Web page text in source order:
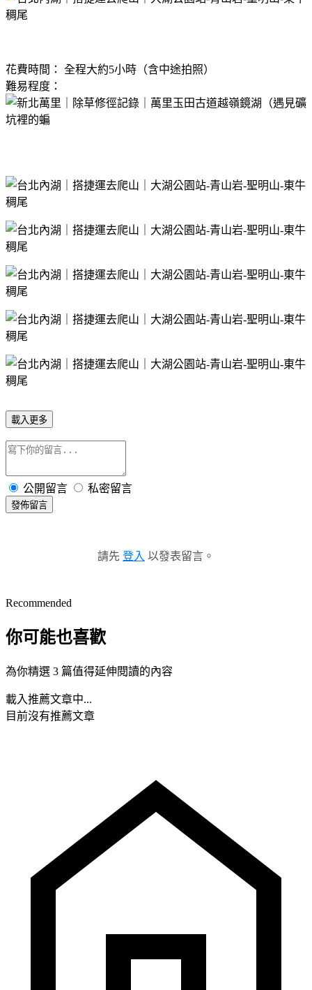
花費時間： 全程大約5小時（含中途拍照）
難易程度：
載入更多
公開留言 私密留言
發佈留言
請先 登入 以發表留言。
Recommended
你可能也喜歡
為你精選 3 篇值得延伸閱讀的內容
載入推薦文章中...
目前沒有推薦文章